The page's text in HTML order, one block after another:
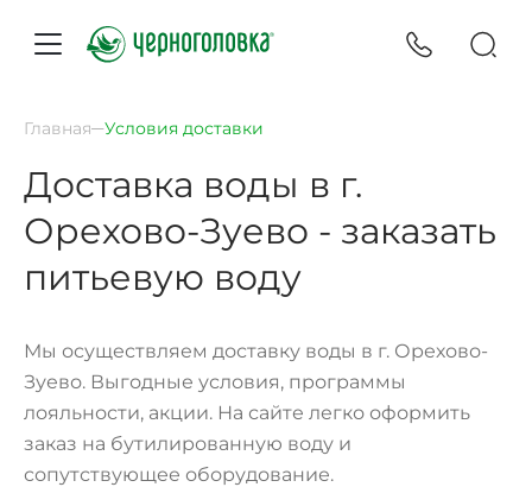
Главная Условия доставки
Доставка воды в г.
Орехово-Зуево - заказать
питьевую воду
Мы осуществляем доставку воды в г. Орехово-
Зуево. Выгодные условия, программы
лояльности, акции. На сайте легко оформить
заказ на бутилированную воду и
сопутствующее оборудование.